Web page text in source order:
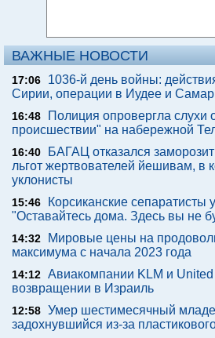
ВАЖНЫЕ НОВОСТИ
17:06
1036-й день войны:
Сирии, операции в Иудее и
16:48
Полиция опровергла слухи
происшествии" на набережной
16:40
БАГАЦ отказался
льгот жертвователей йешивам, в
уклонисты
15:46
Корсиканские
"Оставайтесь дома. Здесь вы не
14:32
Мировые цены на
максимума с начала 2023 года
14:12 Авиакомпании KLM и
возвращении в Израиль
12:58 Умер шестимесячный
задохнувшийся из-за